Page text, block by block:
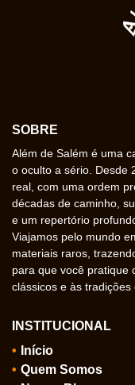
SOBRE
Além de Salém é uma
o oculto a sério. Desde
real, com uma ordem
décadas de caminho,
e um repertório
Viajamos pelo mundo
materiais raros,
para que você pratique
clássicos e às tradições
INSTITUCIONAL
Início
Quem Somos